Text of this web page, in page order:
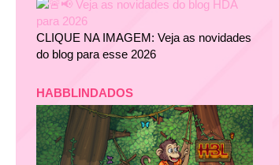
CLIQUE NA IMAGEM: Veja as novidades
do blog para esse 2026
HABBLINDADOS